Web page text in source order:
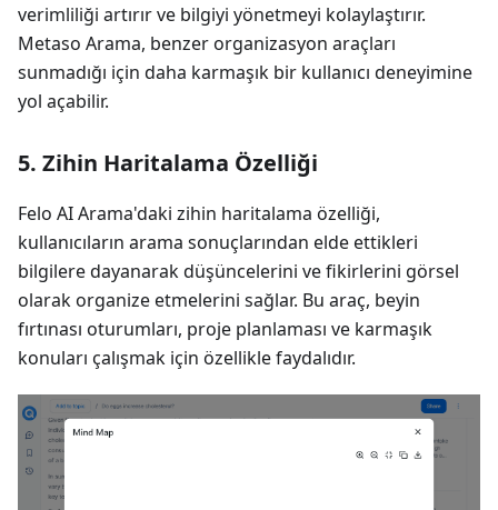
verimliliği artırır ve bilgiyi yönetmeyi kolaylaştırır.
Metaso Arama, benzer organizasyon araçları
sunmadığı için daha karmaşık bir kullanıcı deneyimine
yol açabilir.
5. Zihin Haritalama Özelliği
Felo AI Arama'daki zihin haritalama özelliği,
kullanıcıların arama sonuçlarından elde ettikleri
bilgilere dayanarak düşüncelerini ve fikirlerini görsel
olarak organize etmelerini sağlar. Bu araç, beyin
fırtınası oturumları, proje planlaması ve karmaşık
konuları çalışmak için özellikle faydalıdır.